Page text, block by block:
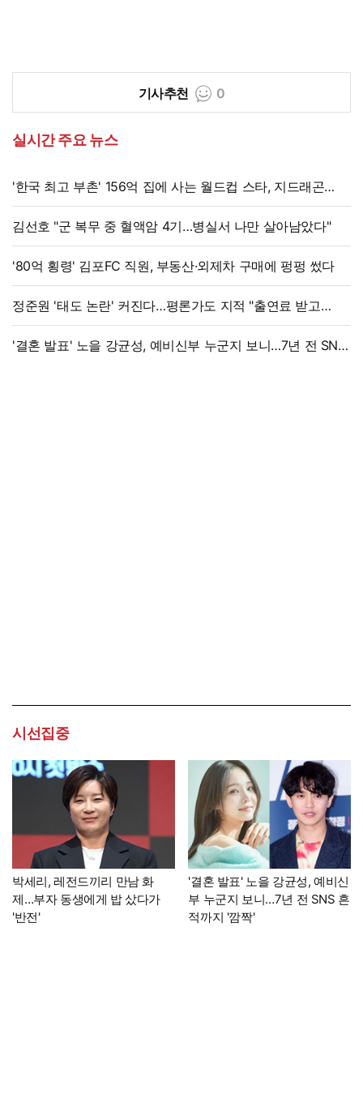
기사추천 0
실시간 주요 뉴스
'한국 최고 부촌' 156억 집에 사는 월드컵 스타, 지드래곤
·BTS와 이웃
김선호 "군 복무 중 혈액암 4기…병실서 나만 살아남았다"
'80억 횡령' 김포FC 직원, 부동산·외제차 구매에 펑펑 썼다
정준원 '태도 논란' 커진다…평론가도 지적 "출연료 받고
그래서는 안 돼"
'결혼 발표' 노을 강균성, 예비신부 누군지 보니…7년 전 SNS
시선집중
박세리, 레전드끼리 만남 화
제…부자 동생에게 밥 샀다가
'반전'
'결혼 발표' 노을 강균성, 예비신
부 누군지 보니…7년 전 SNS 흔
적까지 '깜짝'